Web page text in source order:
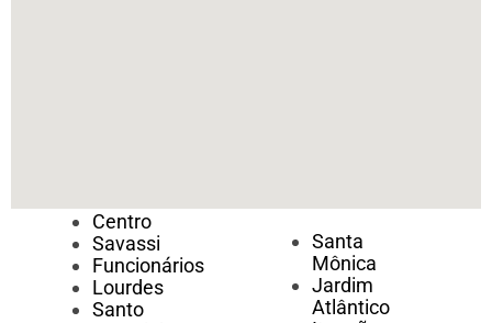
Centro
Savassi
Funcionários
Lourdes
Santo
Santa
Mônica
Jardim
Atlântico